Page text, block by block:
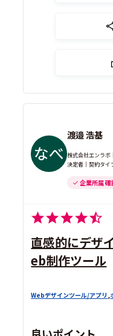
渡邉 浩基
株式会社エンラボ
決定者｜契約タイ
企業所属 確
直感的にデザ
eb制作ツール
Webデザインツール/アプリ ,